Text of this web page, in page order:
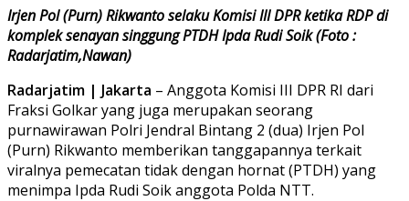
Irjen Pol (Purn) Rikwanto selaku Komisi III DPR ketika RDP di
komplek senayan singgung PTDH Ipda Rudi Soik (Foto :
Radarjatim,Nawan)
Radarjatim | Jakarta – Anggota Komisi III DPR RI dari
Fraksi Golkar yang juga merupakan seorang
purnawirawan Polri Jendral Bintang 2 (dua) Irjen Pol
(Purn) Rikwanto memberikan tanggapannya terkait
viralnya pemecatan tidak dengan hornat (PTDH) yang
menimpa Ipda Rudi Soik anggota Polda NTT.